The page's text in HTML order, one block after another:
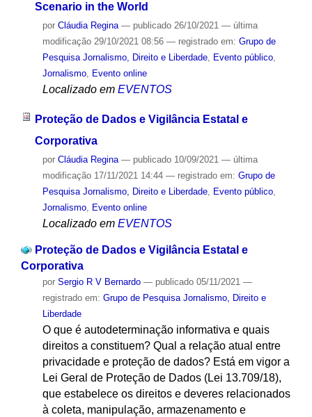
Scenario in the World
por Cláudia Regina — publicado26/10/2021 — última
modificação29/10/2021 08:56 — registrado em: Grupo de
Pesquisa Jornalismo, Direito e Liberdade, Evento público,
Jornalismo, Evento online
Localizado em EVENTOS
Proteção de Dados e Vigilância Estatal e
Corporativa
por Cláudia Regina — publicado10/09/2021 — última
modificação17/11/2021 14:44 — registrado em: Grupo de
Pesquisa Jornalismo, Direito e Liberdade, Evento público,
Jornalismo, Evento online
Localizado em EVENTOS
Proteção de Dados e Vigilância Estatal e
Corporativa
por Sergio R V Bernardo — publicado05/11/2021 —
registrado em: Grupo de Pesquisa Jornalismo, Direito e
Liberdade
O que é autodeterminação informativa e quais
direitos a constituem? Qual a relação atual entre
privacidade e proteção de dados? Está em vigor a
Lei Geral de Proteção de Dados (Lei 13.709/18),
que estabelece os direitos e deveres relacionados
à coleta, manipulação, armazenamento e